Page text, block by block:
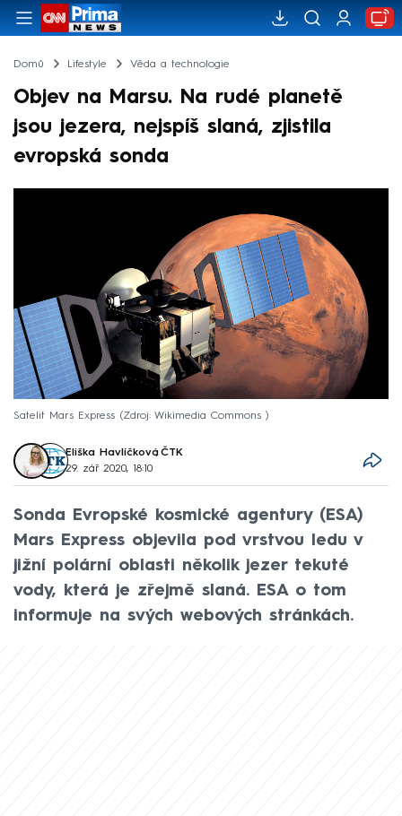
Domů Lifestyle Věda a technologie
Objev na Marsu. Na rudé planetě
jsou jezera, nejspíš slaná, zjistila
evropská sonda
Satelit Mars Express Zdroj: Wikimedia Commons
Eliška Havlíčková, ČTK
29. zář 2020, 18:10
Sonda Evropské kosmické agentury (ESA)
Mars Express objevila pod vrstvou ledu v
jižní polární oblasti několik jezer tekuté
vody, která je zřejmě slaná. ESA o tom
informuje na svých webových stránkách.